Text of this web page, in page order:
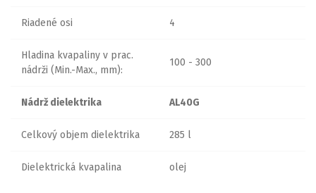
Riadené osi 4
Hladina kvapaliny v prac.
nádrži (Min.-Max., mm):
100 - 300
Nádrž dielektrika AL40G
Celkový objem dielektrika 285 l
Dielektrická kvapalina olej